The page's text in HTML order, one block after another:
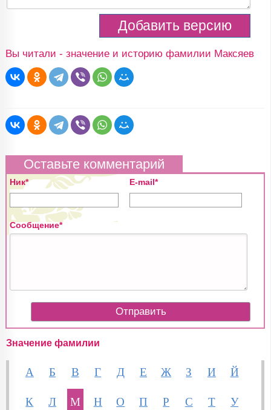
Вы читали - значение и историю фамилии Максяев
Оставьте комментарий
Ник* E-mail*
Сообщение*
Значение фамилии
А Б В Г Д Е Ж З И
Й
К
Л М Н О П Р С Т
У